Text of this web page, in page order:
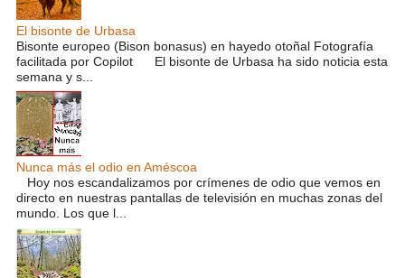
El bisonte de Urbasa
Bisonte europeo (Bison bonasus) en hayedo otoñal Fotografía
facilitada por Copilot El bisonte de Urbasa ha sido noticia esta
semana y s...
Nunca más el odio en Améscoa
Hoy nos escandalizamos por crímenes de odio que vemos en
directo en nuestras pantallas de televisión en muchas zonas del
mundo. Los que l...